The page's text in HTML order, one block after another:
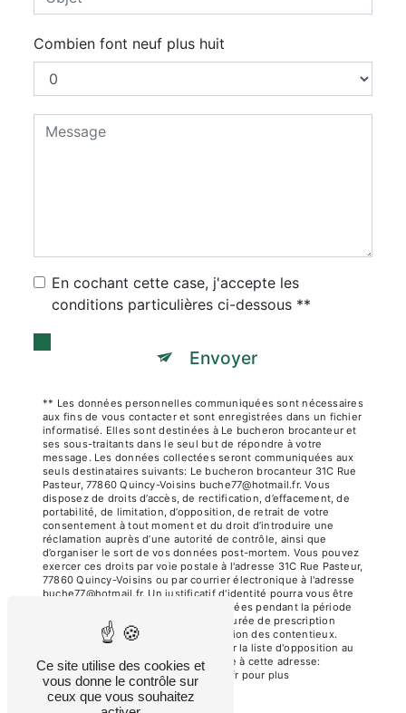
Combien font neuf plus huit
En cochant cette case, j'accepte les
conditions particulières ci-dessous **
Envoyer
** Les données personnelles communiquées sont nécessaires
aux fins de vous contacter et sont enregistrées dans un fichier
informatisé. Elles sont destinées à Le bucheron brocanteur et
ses sous-traitants dans le seul but de répondre à votre
message. Les données collectées seront communiquées aux
seuls destinataires suivants: Le bucheron brocanteur 31C Rue
Pasteur, 77860 Quincy-Voisins buche77@hotmail.fr. Vous
disposez de droits d’accès, de rectification, d’effacement, de
portabilité, de limitation, d’opposition, de retrait de votre
consentement à tout moment et du droit d’introduire une
réclamation auprès d’une autorité de contrôle, ainsi que
d’organiser le sort de vos données post-mortem. Vous pouvez
exercer ces droits par voie postale à l'adresse 31C Rue Pasteur,
77860 Quincy-Voisins ou par courrier électronique à l'adresse
buche77@hotmail.fr. Un justificatif d'identité pourra vous être
demandé. Nous conservons vos données pendant la période
de prise de contact puis pendant la durée de prescription
légale aux fins probatoires et de gestion des contentieux.
Vous avez le droit de vous inscrire sur la liste d'opposition au
démarchage téléphonique, disponible à cette adresse:
Bloctel.gouv.fr . Consultez le site cnil.fr pour plus
d’informations sur vos droits.
Ce site utilise des cookies et
vous donne le contrôle sur
ceux que vous souhaitez